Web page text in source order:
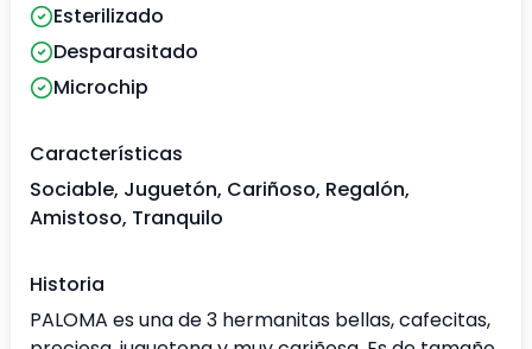
Esterilizado
Desparasitado
Microchip
Características
Sociable, Juguetón, Cariñoso, Regalón,
Amistoso, Tranquilo
Historia
PALOMA es una de 3 hermanitas bellas, cafecitas,